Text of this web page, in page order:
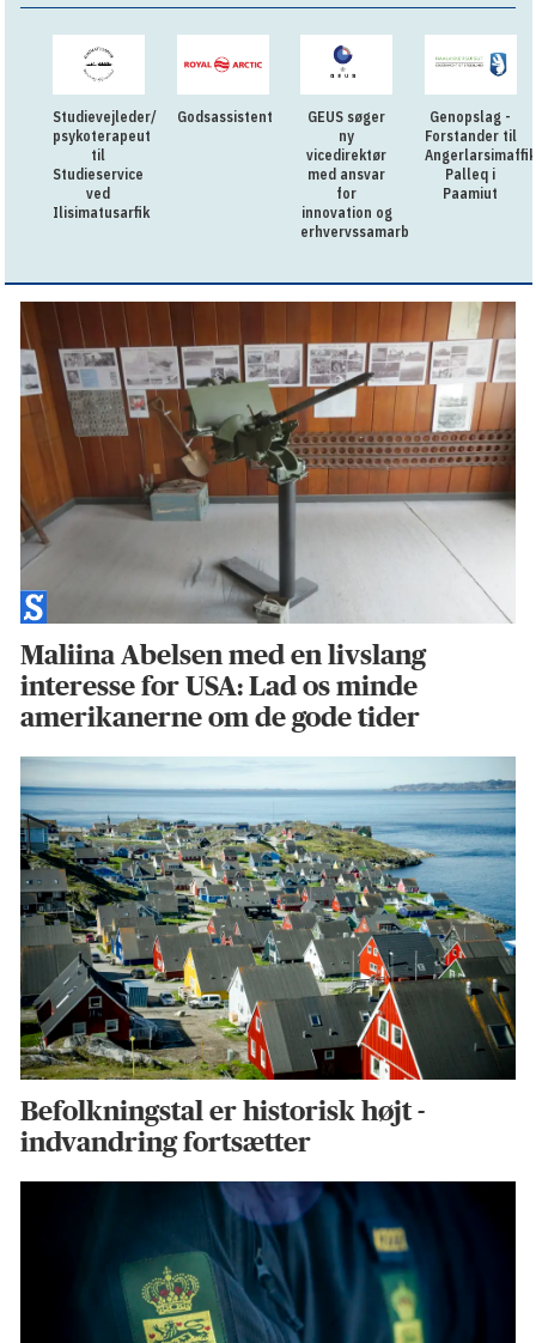
Studievejleder/
psykoterapeut
til
Studieservice
ved
Ilisimatusarfik
Godsassistent
GEUS søger
ny
vicedirektør
med ansvar
for
innovation og
erhvervssamarbejde
Genopslag -
Forstander til
Angerlarsimaffik
Palleq i
Paamiut
Maliina Abelsen med en livslang
interesse for USA: Lad os minde
amerikanerne om de gode tider
Befolkningstal er historisk højt -
indvandring fortsætter